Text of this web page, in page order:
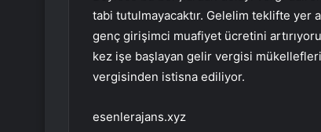
tabi tutulmayacaktır. Gelelim teklifte yer
genç girişimci muafiyet ücretini
kez işe başlayan gelir vergisi
vergisinden istisna ediliyor.
esenlerajans.xyz